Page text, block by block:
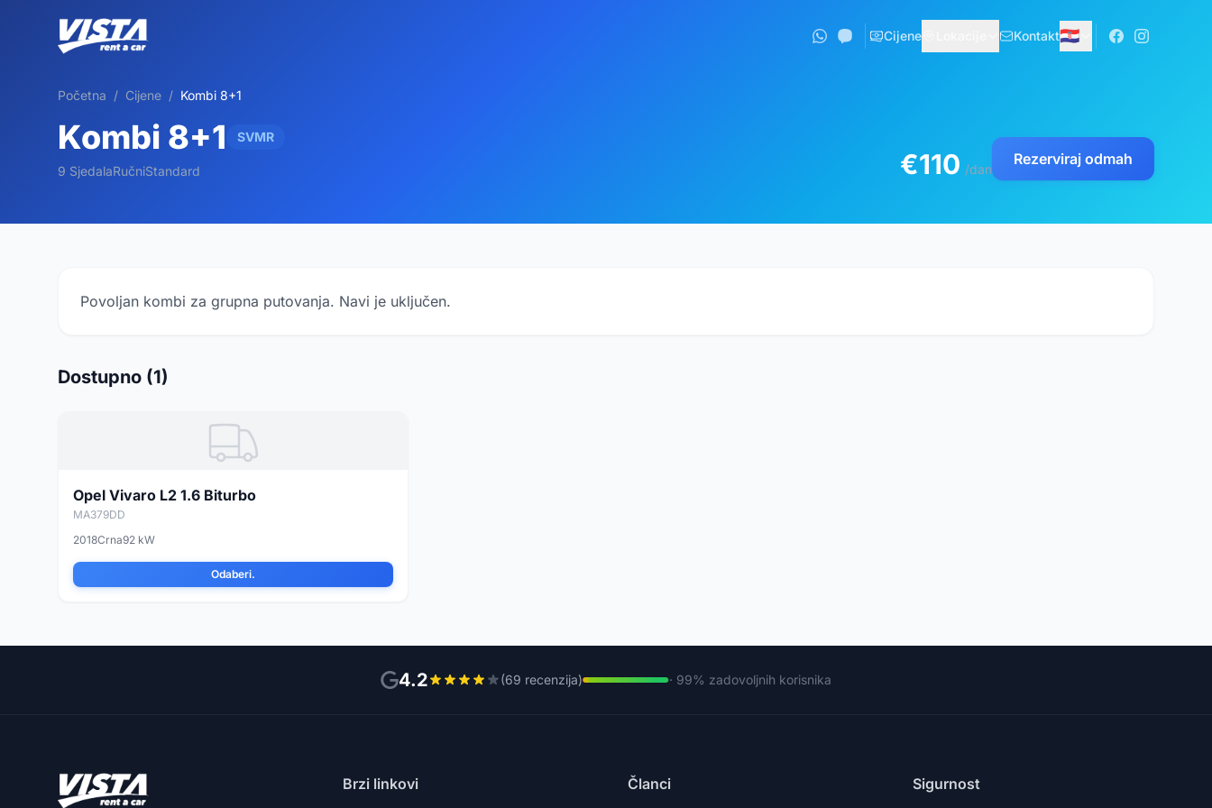
Cijene Kontakt🇭🇷
Početna / Cijene / Kombi 8+1
Kombi 8+1 SVMR
9 SjedalaRučniStandard €110 /dan
Rezerviraj odmah
Povoljan kombi za grupna putovanja. Navi je uključen.
Dostupno (1)
Opel Vivaro L2 1.6 Biturbo
MA379DD
2018Crna92 kW
Odaberi.
4.2 (69 recenzija) · 99% zadovoljnih korisnika
Brzi linkovi Članci Sigurnost